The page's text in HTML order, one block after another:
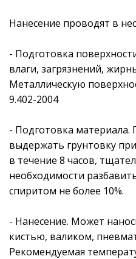
Нанесение проводят в
- Подготовка
влаги, загрязнений,
Металлическую
9.402-2004
- Подготовка
выдержать грунтовку
в течение 8 часов,
необходимости
спиритом не более 10%.
- Нанесение. Может
кистью, валиком,
Рекомендуемая